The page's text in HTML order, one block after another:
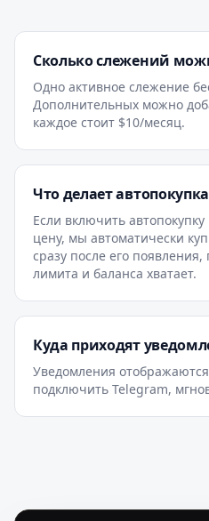
Сколько слежений
Одно активное слежение
Дополнительных можно
каждое стоит $10/месяц.
Что делает
Если включить
цену, мы автоматически
сразу после его
лимита и баланса хватает.
Куда приходят
Уведомления
подключить Telegram,